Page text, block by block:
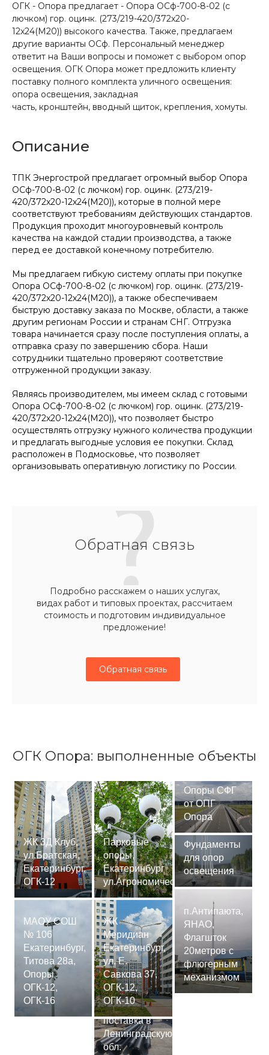
ОГК - Опора предлагает - Опора ОСф-700-8-02 (с
лючком) гор. оцинк. (273/219-420/372х20-
12х24(М20)) высокого качества. Также, предлагаем
другие варианты ОСф. Персональный менеджер
ответит на Ваши вопросы и поможет с выбором опор
освещения. ОГК Опора может предложить клиенту
поставку полного комплекта уличного освещения:
опора освещения, закладная
часть, кронштейн, вводный щиток, крепления, хомуты.
Описание
ТПК Энергострой предлагает огромный выбор Опора
ОСф-700-8-02 (с лючком) гор. оцинк. (273/219-
420/372х20-12х24(М20)), которые в полной мере
соответствуют требованиям действующих стандартов.
Продукция проходит многоуровневый контроль
качества на каждой стадии производства, а также
перед ее доставкой конечному потребителю.
Мы предлагаем гибкую систему оплаты при покупке
Опора ОСф-700-8-02 (с лючком) гор. оцинк. (273/219-
420/372х20-12х24(М20)), а также обеспечиваем
быструю доставку заказа по Москве, области, а также
другим регионам России и странам СНГ. Отгрузка
товара начинается сразу после поступления оплаты, а
отправка сразу по завершению сбора. Наши
сотрудники тщательно проверяют соответствие
отгруженной продукции заказу.
Являясь производителем, мы имеем склад с готовыми
Опора ОСф-700-8-02 (с лючком) гор. оцинк. (273/219-
420/372х20-12х24(М20)), что позволяет быстро
осуществлять отгрузку нужного количества продукции
и предлагать выгодные условия ее покупки. Склад
расположен в Подмосковье, что позволяет
организовывать оперативную логистику по России.
Обратная связь
Подробно расскажем о наших услугах,
видах работ и типовых проектах, рассчитаем
стоимость и подготовим индивидуальное
предложение!
Обратная связь
ОГК Опора: выполненные объекты
ЖК 3Д Клуб,
ул.Братская,
Екатеринбург,
ОГК-12
МАОУ СОШ
№ 106
Екатеринбург,
Титова 28а,
Опоры
ОГК-12,
ОГК-16
Парковые
опоры,
Екатеринбург
ул.Агрономическая
ЖК
Меридиан
Екатеринбург,
ул. Е.
Савкова 37,
ОГК-12,
ОГК-10
Сваи
СМ-7,75м,
поставка в
Ленинградскую
обл.
Опоры СФГ
от ОПГ
Опора
Фундаменты
для опор
освещения
п.Антипаюта,
ЯНАО,
Флагшток
20метров с
флюгерным
механизмом